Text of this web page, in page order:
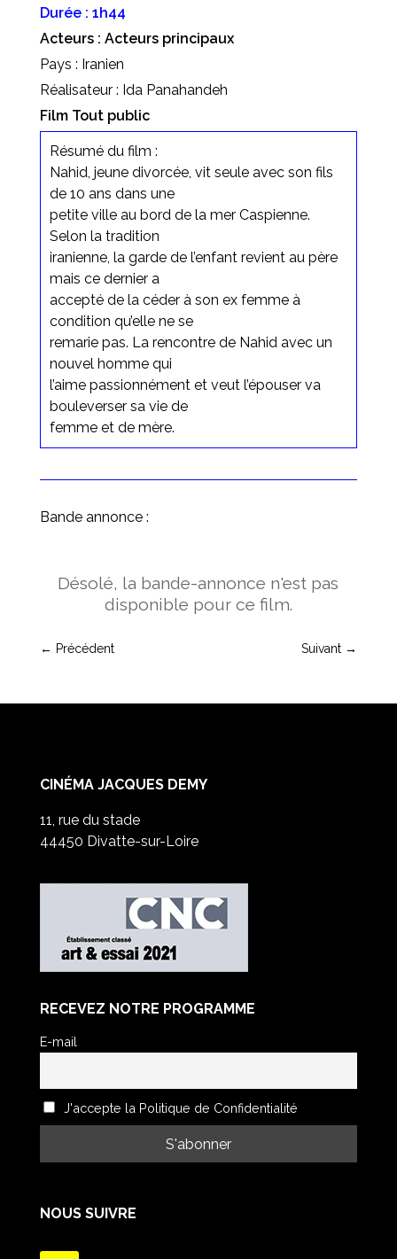
Durée : 1h44
Acteurs : Acteurs principaux
Pays : Iranien
Réalisateur : Ida Panahandeh
Film Tout public
Résumé du film :
Nahid, jeune divorcée, vit seule avec son fils
de 10 ans dans une
petite ville au bord de la mer Caspienne.
Selon la tradition
iranienne, la garde de l’enfant revient au père
mais ce dernier a
accepté de la céder à son ex femme à
condition qu’elle ne se
remarie pas. La rencontre de Nahid avec un
nouvel homme qui
l’aime passionnément et veut l’épouser va
bouleverser sa vie de
femme et de mère.
Bande annonce :
Désolé, la bande-annonce n'est pas
disponible pour ce film.
← Précédent Suivant →
CINÉMA JACQUES DEMY
11, rue du stade
44450 Divatte-sur-Loire
RECEVEZ NOTRE PROGRAMME
E-mail
J'accepte la Politique de Confidentialité
NOUS SUIVRE